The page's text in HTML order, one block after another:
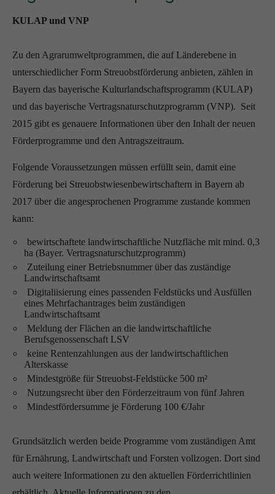
KULAP und VNP
Zu den Agrarumweltprogrammen, die auf Länderebene in
unterschiedlicher Form Streuobstförderung anbieten, zählen in
Bayern das bayerische Kulturlandschaftsprogramm (KULAP)
und das bayerische Vertragsnaturschutzprogramm (VNP). Seit
2015 gibt es genauere Informationen über den Inhalt der neuen
Förderprogramme und den Antragszeitraum.
Folgende Voraussetzungen müssen erfüllt sein, damit eine
Förderung bei Streuobstwiesenbewirtschaftern in Bayern ab
2017 über die angesprochenen Programme zustande kommen
kann:
bewirtschaftete landwirtschaftliche Nutzfläche mit mind. 0,3
ha (Bayer. Vertragsnaturschutzprogramm)
Zuteilung einer Betriebsnummer über das zuständige
Landwirtschaftsamt
Digitaliisierung eines passenden Feldstücks und Ausfüllen
eines Mehrfachantrages beim zuständigen
Landwirtschaftsamt
Meldung der Flächen an die landwirtschaftliche
Berufsgenossenschaft LSV
keine Rentenzahlungen aus der landwirtschaftlichen
Alterskasse
Mindestgröße für Streuobst-Feldstücke 500 m²
Nutzungsrecht über den Förderzeitraum von fünf Jahren
Mindestfördersumme je Förderung 100 €/Jahr
Grundsätzlich werden beide Programme vom zuständigen Amt
für Ernährung, Landwirtschaft und Forsten vollzogen. Dort sind
auch weitere Informationen zu den aktuellen Förderrichtlinien